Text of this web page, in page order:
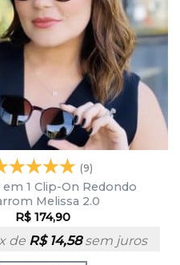
(9)
1 Clip-On Redondo
Melissa 2.0
R$174,90
de R$14,58sem juros